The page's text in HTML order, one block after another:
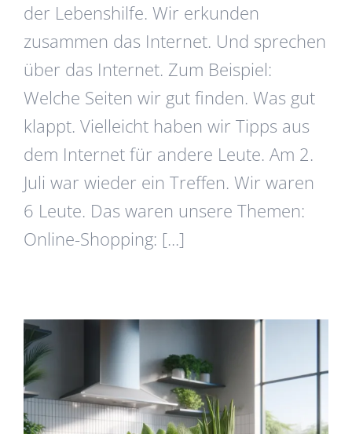
der Lebenshilfe. Wir erkunden
zusammen das Internet. Und sprechen
über das Internet. Zum Beispiel:
Welche Seiten wir gut finden. Was gut
klappt. Vielleicht haben wir Tipps aus
dem Internet für andere Leute. Am 2.
Juli war wieder ein Treffen. Wir waren
6 Leute. Das waren unsere Themen:
Online-Shopping: [...]